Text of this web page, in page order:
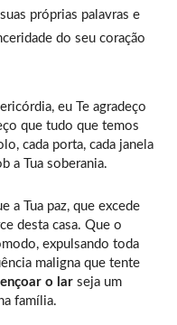
próprias palavras e
do seu coração
eu Te agradeço
que tudo que temos
cada porta, cada janela
a Tua soberania.
a Tua paz, que excede
desta casa. Que o
expulsando toda
maligna que tente
o lar seja um
família.